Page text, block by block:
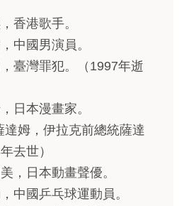
香港歌手。
中國男演員。
臺灣罪犯。（1997年逝
日本漫畫家。
姆，伊拉克前總統薩達
去世）
日本動畫聲優。
國乒乓球運動員。